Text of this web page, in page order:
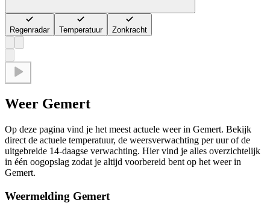
Regenradar Temperatuur Zonkracht
Weer Gemert
Op deze pagina vind je het meest actuele weer in Gemert. Bekijk
direct de actuele temperatuur, de weersverwachting per uur of de
uitgebreide 14-daagse verwachting. Hier vind je alles overzichtelijk
in één oogopslag zodat je altijd voorbereid bent op het weer in
Gemert.
Weermelding Gemert